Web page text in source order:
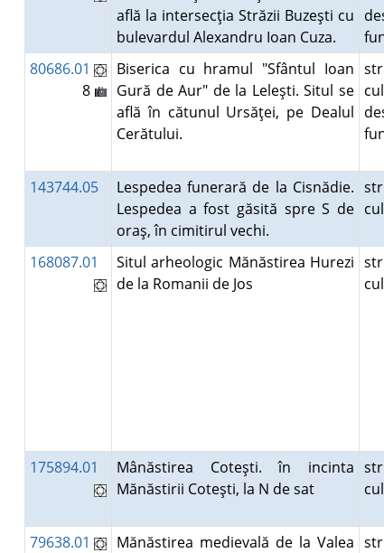
află la intersecţia Străzii Buzeşti cu
bulevardul Alexandru Ioan Cuza.
80686.01
8
Biserica cu hramul "Sfântul Ioan
Gură de Aur" de la Leleşti. Situl se
află în cătunul Ursăţei, pe Dealul
Cerătului.
143744.05
Lespedea funerară de la Cisnădie.
Lespedea a fost găsită spre S de
oraş, în cimitirul vechi.
168087.01
Situl arheologic Mănăstirea Hurezi
de la Romanii de Jos
175894.01
Mânăstirea Coteşti. în incinta
Mănăstirii Coteşti, la N de sat
79638.01
Mănăstirea medievală de la Valea